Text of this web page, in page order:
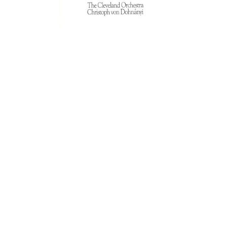
C.ベヒシュタイン コンサート
グランドピアノ